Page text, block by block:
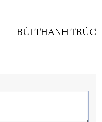
BÙI THANH TRÚC